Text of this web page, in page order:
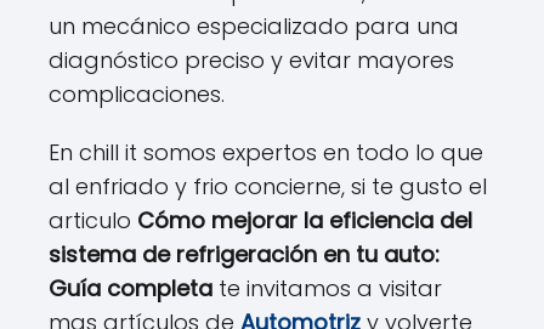
un mecánico especializado para una
diagnóstico preciso y evitar mayores
complicaciones.
En chill it somos expertos en todo lo que
al enfriado y frio concierne, si te gusto el
articulo Cómo mejorar la eficiencia del
sistema de refrigeración en tu auto:
Guía completa te invitamos a visitar
mas artículos de Automotriz y volverte